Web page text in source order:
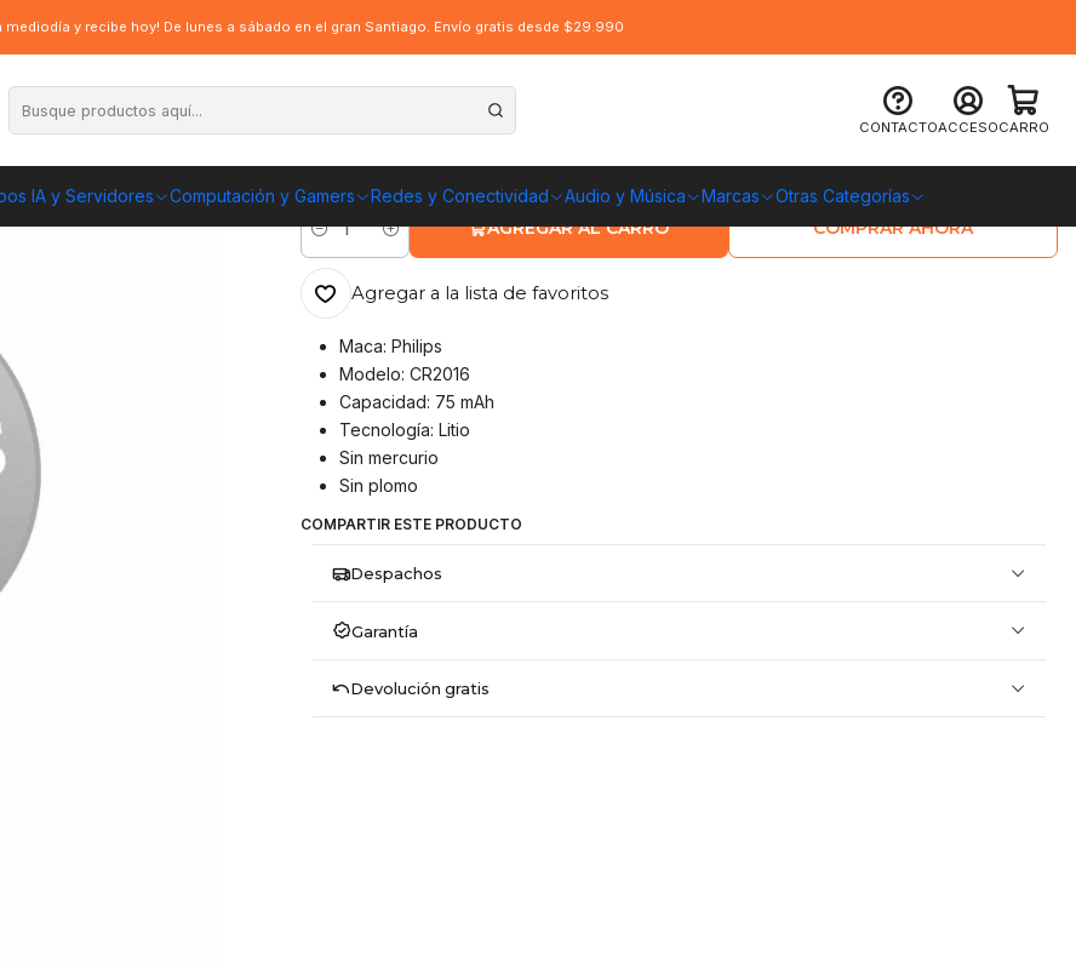
CONTACTOACCESOCARRO
IA y Servidores Computación y Gamers Redes y Conectividad Audio y Música Marcas Otras Categorías
mediodía y recibe hoy! De lunes a sábado en el gran Santiago. Envío gratis desde $29.990
Pila Philips CR2016 - 3V
ENVÍO GRATIS A TODO CHILE
Cantidad
AGREGAR AL CARRO COMPRAR AHORA
Agregar a la lista de favoritos
Maca: Philips
Modelo: CR2016
Capacidad: 75 mAh
Tecnología: Litio
Sin mercurio
Sin plomo
COMPARTIR ESTE PRODUCTO
Despachos
Garantía
Devolución gratis